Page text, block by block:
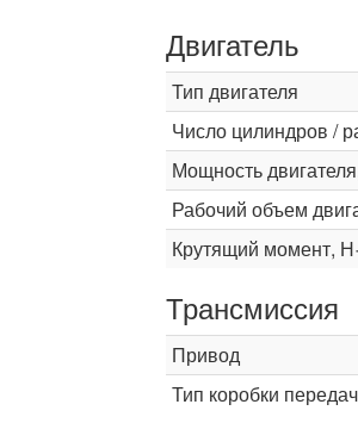
Двигатель
Тип двигателя
Число цилиндров /
Мощность
Рабочий объем
Крутящий момент,
Трансмиссия
Привод
Тип коробки передач